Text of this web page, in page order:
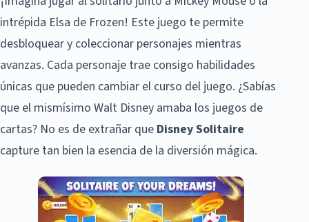
intrépida Elsa de Frozen! Este juego te permite
desbloquear y coleccionar personajes mientras
avanzas. Cada personaje trae consigo habilidades
únicas que pueden cambiar el curso del juego. ¿Sabías
que el mismísimo Walt Disney amaba los juegos de
cartas? No es de extrañar que Disney Solitaire
capture tan bien la esencia de la diversión mágica.